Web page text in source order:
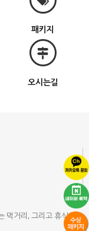
패키지
오시는길
먹거리, 그리고 휴식이